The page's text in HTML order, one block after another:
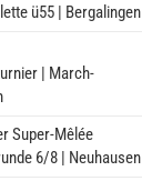
ü55 | Bergalingen
| March-
Super-Mêlée
6/8 | Neuhausen